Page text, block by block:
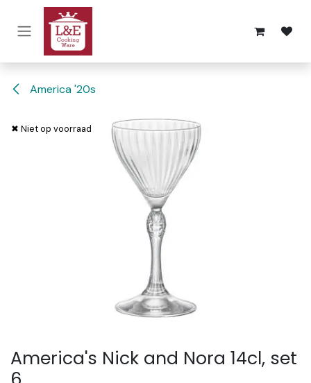
Overslaan naar inhoud
America '20s
✖ Niet op voorraad
America's Nick and Nora 14cl, set